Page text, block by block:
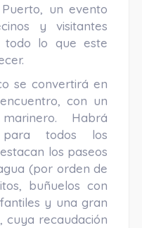
un evento
y visitantes
todo lo que este
se convertirá en
con un
Habrá
para todos los
los paseos
(por orden de
buñuelos con
y una gran
cuya recaudación